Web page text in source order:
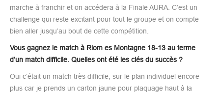
marche à franchir et on accédera à la Finale AURA. C’est un
challenge qui reste excitant pour tout le groupe et on compte
bien aller jusqu’au bout de cette compétition.
Vous gagnez le match à Riom es Montagne 18-13 au terme
d’un match difficile. Quelles ont été les clés du succès ?
Oui c’était un match très difficile, sur le plan individuel encore
plus car je prends un carton jaune pour plaquage haut à la